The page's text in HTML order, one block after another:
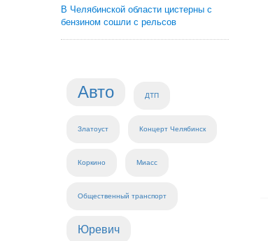
В Челябинской области цистерны с
бензином сошли с рельсов
Авто ДТП
Златоуст Концерт Челябинск
Коркино Миасс
Общественный транспорт
Юревич